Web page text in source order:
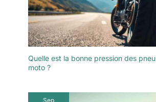
Quelle est la bonne pression des
moto ?
Sep